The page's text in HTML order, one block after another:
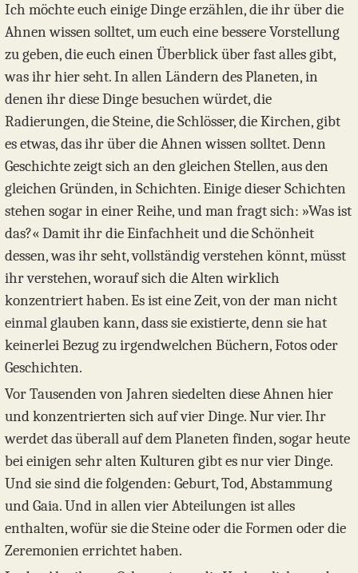
Ich möchte euch einige Dinge erzählen, die ihr über die
Ahnen wissen solltet, um euch eine bessere Vorstellung
zu geben, die euch einen Überblick über fast alles gibt,
was ihr hier seht. In allen Ländern des Planeten, in
denen ihr diese Dinge besuchen würdet, die
Radierungen, die Steine, die Schlösser, die Kirchen, gibt
es etwas, das ihr über die Ahnen wissen solltet. Denn
Geschichte zeigt sich an den gleichen Stellen, aus den
gleichen Gründen, in Schichten. Einige dieser Schichten
stehen sogar in einer Reihe, und man fragt sich: »Was ist
das?« Damit ihr die Einfachheit und die Schönheit
dessen, was ihr seht, vollständig verstehen könnt, müsst
ihr verstehen, worauf sich die Alten wirklich
konzentriert haben. Es ist eine Zeit, von der man nicht
einmal glauben kann, dass sie existierte, denn sie hat
keinerlei Bezug zu irgendwelchen Büchern, Fotos oder
Geschichten.
Vor Tausenden von Jahren siedelten diese Ahnen hier
und konzentrierten sich auf vier Dinge. Nur vier. Ihr
werdet das überall auf dem Planeten finden, sogar heute
bei einigen sehr alten Kulturen gibt es nur vier Dinge.
Und sie sind die folgenden: Geburt, Tod, Abstammung
und Gaia. Und in allen vier Abteilungen ist alles
enthalten, wofür sie die Steine oder die Formen oder die
Zeremonien errichtet haben.